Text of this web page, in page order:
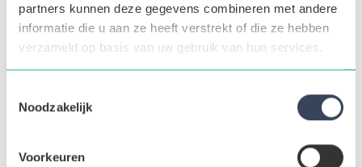
partners kunnen deze gegevens combineren met andere
informatie die u aan ze heeft verstrekt of die ze hebben
verzameld op basis van uw gebruik van hun services.
Noodzakelijk
Voorkeuren
Als Adviseur Duurzame Gebouwen word je onderdeel van het
Building Optimisation / Net Zero-team op het kantoor in
Amsterdam. Je speelt een cruciale rol bij het uitvoeren van
‘Net Zero’ energieprojecten en werkt samen met teams
van commerciële gebouwen te verlagen.
van trends en benchmarken van